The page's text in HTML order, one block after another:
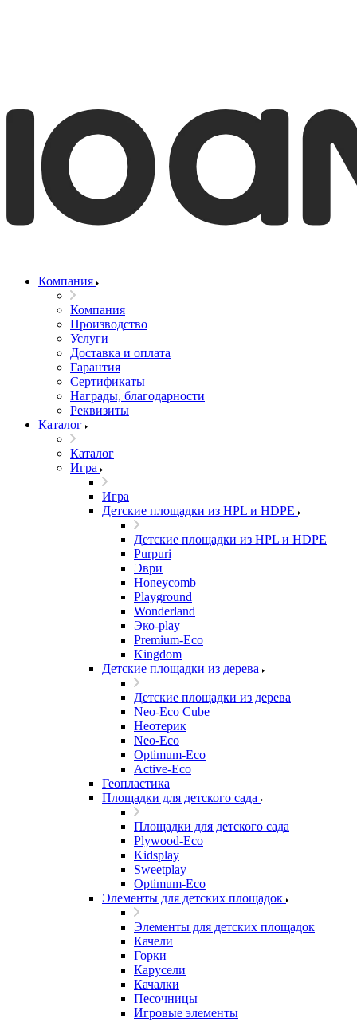
Компания
Компания
Производство
Услуги
Доставка и оплата
Гарантия
Сертификаты
Награды, благодарности
Реквизиты
Каталог
Каталог
Игра
Игра
Детские площадки из HPL и HDPE
Детские площадки из HPL и HDPE
Purpuri
Эври
Honeycomb
Playground
Wonderland
Эко-play
Premium-Eco
Kingdom
Детские площадки из дерева
Детские площадки из дерева
Neo-Eco Cube
Неотерик
Neo-Eco
Оptimum-Еco
Active-Eco
Геопластика
Площадки для детского сада
Площадки для детского сада
Plywood-Eco
Kidsplay
Sweetplay
Оptimum-Еco
Элементы для детских площадок
Элементы для детских площадок
Качели
Горки
Карусели
Качалки
Песочницы
Игровые элементы